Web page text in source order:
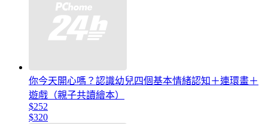
你今天開心嗎？認識幼兒四個基本情緒認知＋連環畫＋
遊戲（親子共讀繪本）
$252
$320